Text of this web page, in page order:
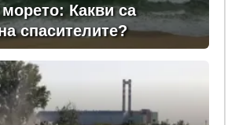
Какви са
спасителите?